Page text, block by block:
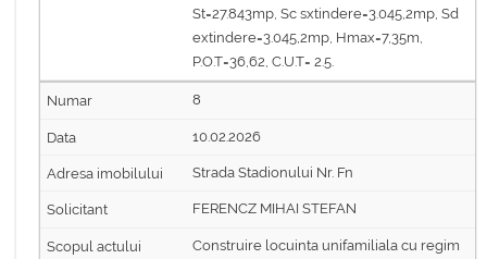
St=27.843mp, Sc sxtindere=3.045,2mp, Sd
extindere=3.045,2mp, Hmax=7,35m,
P.O.T=36,62, C.U.T= 2.5.
8
10.02.2026
Strada Stadionului Nr. Fn
FERENCZ MIHAI STEFAN
Construire locuinta unifamiliala cu regim